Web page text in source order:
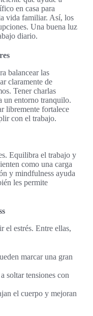
en casa para
vida familiar. Así, los
Una buena luz
diario.
balancear las
claramente de
Tener charlas
un entorno tranquilo.
libremente fortalece
con el trabajo.
Equilibra el trabajo y
como una carga
y mindfulness ayuda
les permite
el estrés. Entre ellas,
marcar una gran
soltar tensiones con
el cuerpo y mejoran